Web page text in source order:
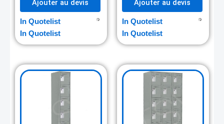
Ajouter au devis
In Quotelist
In Quotelist
Ajouter au devis
In Quotelist
In Quotelist
Original
price
was:
Current
price
Original
price
was:
1,569.00$.
Current
price
is:
1,285.00$.